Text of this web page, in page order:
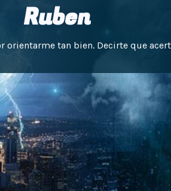
Ruben
orientarme tan bien. Decirte que